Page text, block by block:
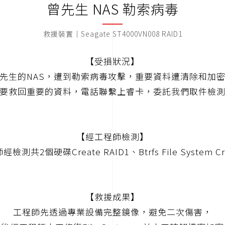
曾先生 NAS 勒索病毒
救援裝置｜Seagate ST4000VN008 RAID1
【受損狀況】
生的NAS，遭到勒索病毒攻擊，重要資料遭清除和加密
救回重要的資料，電話聯繫上睿卡，委託我們取件檢測
【經工程師檢測】
經檢測共2個硬碟Create RAID1、Btrfs File System
【救援成果】
工程師先透過專業設備完整鏡像，避免二次傷害，